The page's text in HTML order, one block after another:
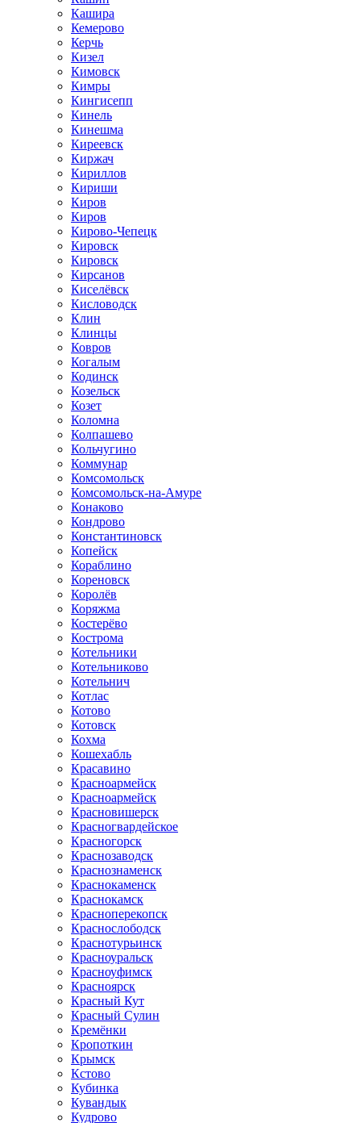
Кашира
Кемерово
Керчь
Кизел
Кимовск
Кимры
Кингисепп
Кинель
Кинешма
Киреевск
Киржач
Кириллов
Кириши
Киров
Киров
Кирово-Чепецк
Кировск
Кировск
Кирсанов
Киселёвск
Кисловодск
Клин
Клинцы
Ковров
Когалым
Кодинск
Козельск
Козет
Коломна
Колпашево
Кольчугино
Коммунар
Комсомольск
Комсомольск-на-Амуре
Конаково
Кондрово
Константиновск
Копейск
Кораблино
Кореновск
Королёв
Коряжма
Костерёво
Кострома
Котельники
Котельниково
Котельнич
Котлас
Котово
Котовск
Кохма
Кошехабль
Красавино
Красноармейск
Красноармейск
Красновишерск
Красногвардейское
Красногорск
Краснозаводск
Краснознаменск
Краснокаменск
Краснокамск
Красноперекопск
Краснослободск
Краснотурьинск
Красноуральск
Красноуфимск
Красноярск
Красный Кут
Красный Сулин
Кремёнки
Кропоткин
Крымск
Кстово
Кубинка
Кувандык
Кудрово